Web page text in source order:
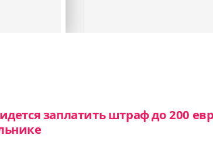
заплатить штраф до 200